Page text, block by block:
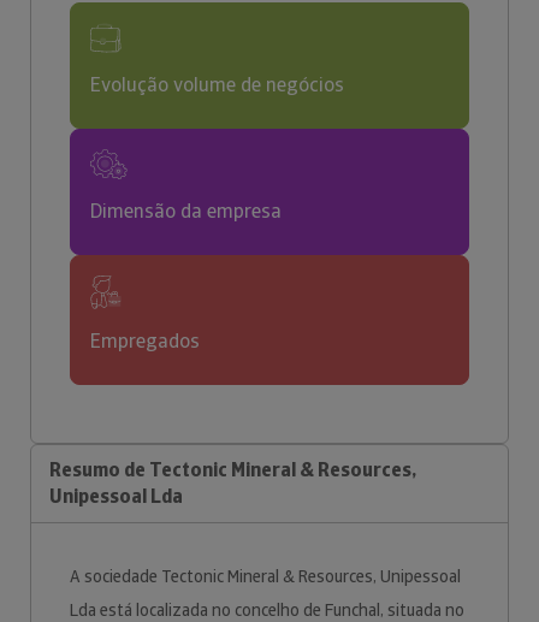
Evolução volume de negócios
Dimensão da empresa
Empregados
Resumo de Tectonic Mineral & Resources,
Unipessoal Lda
A sociedade Tectonic Mineral & Resources, Unipessoal
Lda está localizada no concelho de Funchal, situada no